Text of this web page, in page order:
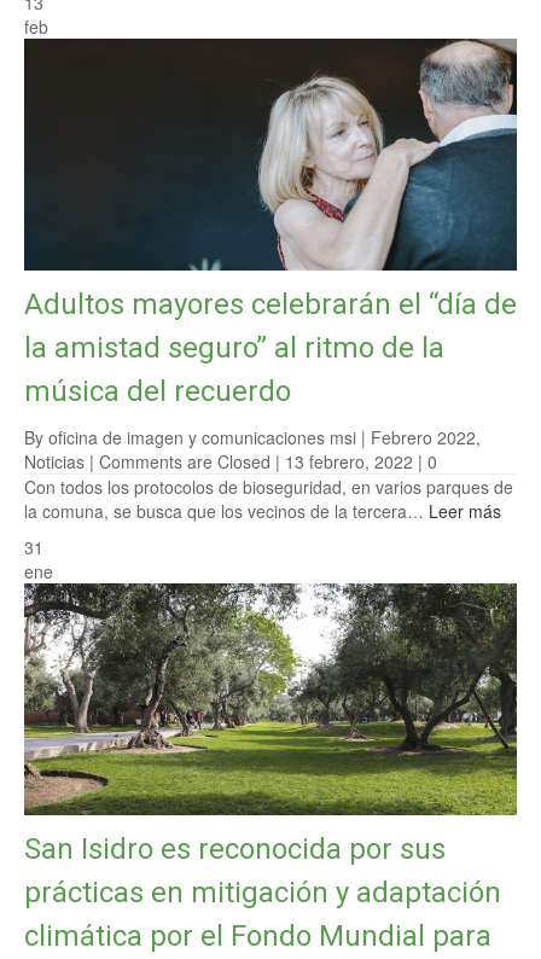
feb
Adultos mayores celebrarán el “día de
la amistad seguro” al ritmo de la
música del recuerdo
By oficina de imagen y comunicaciones msi | Febrero 2022,
Noticias | Comments are Closed | 13 febrero, 2022 | 0
Con todos los protocolos de bioseguridad, en varios parques de
la comuna, se busca que los vecinos de la tercera… Leer más
31
ene
San Isidro es reconocida por sus
prácticas en mitigación y adaptación
climática por el Fondo Mundial para